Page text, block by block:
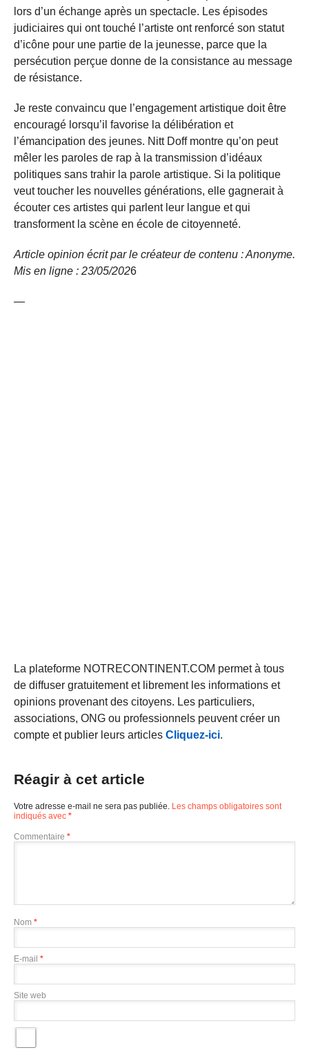
lors d’un échange après un spectacle. Les épisodes
judiciaires qui ont touché l’artiste ont renforcé son statut
d’icône pour une partie de la jeunesse, parce que la
persécution perçue donne de la consistance au message
de résistance.
Je reste convaincu que l’engagement artistique doit être
encouragé lorsqu’il favorise la délibération et
l’émancipation des jeunes. Nitt Doff montre qu’on peut
mêler les paroles de rap à la transmission d’idéaux
politiques sans trahir la parole artistique. Si la politique
veut toucher les nouvelles générations, elle gagnerait à
écouter ces artistes qui parlent leur langue et qui
transforment la scène en école de citoyenneté.
Article opinion écrit par le créateur de contenu : Anonyme.
Mis en ligne : 23/05/2026
—
La plateforme NOTRECONTINENT.COM permet à tous
de diffuser gratuitement et librement les informations et
opinions provenant des citoyens. Les particuliers,
associations, ONG ou professionnels peuvent créer un
compte et publier leurs articles Cliquez-ici.
Réagir à cet article
Votre adresse e-mail ne sera pas publiée. Les champs obligatoires sont
indiqués avec *
Commentaire *
Nom *
E-mail *
Site web